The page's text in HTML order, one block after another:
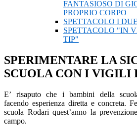
FANTASIOSO DI
PROPRIO CORPO
SPETTACOLO I
SPETTACOLO "IN
TIP"
SPERIMENTARE LA
SCUOLA CON I VIGILI
E’ risaputo che i bambini della
facendo esperienza diretta e concreta.
scuola Rodari quest’anno la
campo.